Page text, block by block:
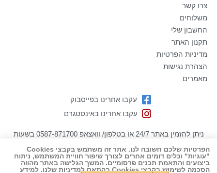
צרו קשר
משלוחים
החשבון שלי
תקנון האתר
מדיניות הפרטיות
הצהרת נגישות
מאמרים
עקבו אחרינו בפייסבוק
עקבו אחרינו באינסטגרם
ניתן להזמין באתר 24/7 או בטלפון/ וואצאפ 0587-871700 בשעות
הפעילות בימים א-ה 09:00-19:00
כל הזכויות שמורות למתנה-לה מתנות ליולדת! ט.ל.ח
שיווק דיגיטלי ובניית אתרים
הפרטיות שלכם חשובה לנו. אתר זה משתמש בקבצי Cookies
"עוגיות" וכלים דומים אחרים לצורך שיפור חוויית המשתמש, ניתוח
ביצועים והתאמת תכנים פרסומיים. המשך הגלישה באתר מהווה
הסכמה לשימוש בקבצי Cookies בהתאם למדיניות שלנו. למידע